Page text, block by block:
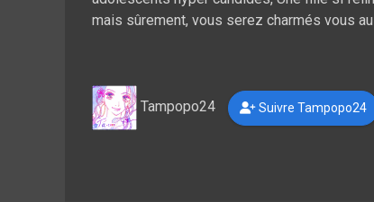
mais sûrement, vous serez charmés vous
Tampopo24 Suivre Tampopo24